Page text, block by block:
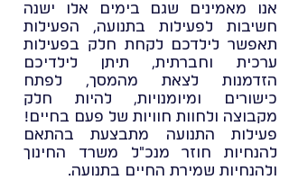
אנו מאמינים שגם בימים אלו ישנה
חשיבות לפעילות בתנועה, הפעילות
תאפשר לילדכם לקחת חלק בפעילות
ערכית וחברתית, תיתן לילדיכם
הזדמנות לצאת מהמסך, לפתח
כישורים ומיומנויות, להיות חלק
מקבוצה ולחוות חוויות של פעם בחיים!
פעילות התנועה מתבצעת בהתאם
להנחיות חוזר מנכ"ל משרד החינוך
ולהנחיות שמירת החיים בתנועה.